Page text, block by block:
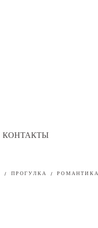
КОНТАКТЫ
ПРОГУЛКА
РОМАНТИКА